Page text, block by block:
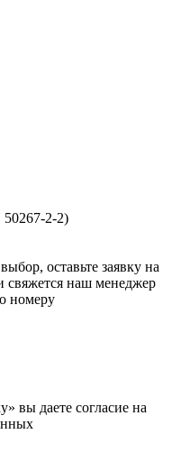
50267-2-2)
оставьте заявку на
свяжется наш менеджер
номеру
вы даете согласие на